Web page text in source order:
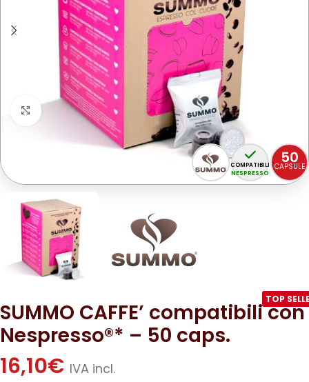
50
CAPSULE
COMPATIBILI
NESPRESSO
Clicca per ingrandire
SUMMO CAFFE’ compatibili con
Nespresso®* – 50 caps.
16,10€ IVA incl.
TOP